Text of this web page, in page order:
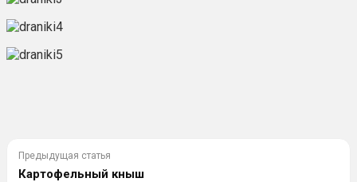
Предыдущая статья
Картофельный кныш